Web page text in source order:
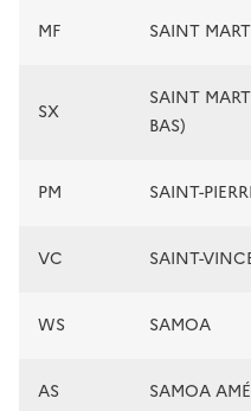
MF SAINT
SX
SAINT
BAS)
PM SAINT-
VC SAINT-
WS SAMOA
AS SAMOA